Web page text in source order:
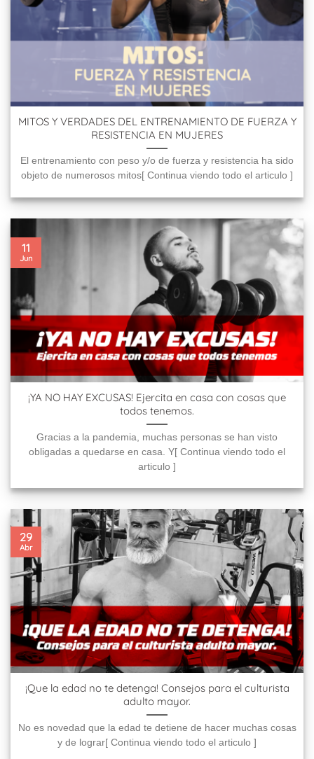
MITOS Y VERDADES DEL ENTRENAMIENTO DE FUERZA Y
RESISTENCIA EN MUJERES
El entrenamiento con peso y/o de fuerza y resistencia ha sido
objeto de numerosos mitos[ Continua viendo todo el articulo ]
¡YA NO HAY EXCUSAS! Ejercita en casa con cosas que
todos tenemos.
Gracias a la pandemia, muchas personas se han visto
obligadas a quedarse en casa. Y[ Continua viendo todo el
articulo ]
11
Jun
¡Que la edad no te detenga! Consejos para el culturista
adulto mayor.
No es novedad que la edad te detiene de hacer muchas cosas
y de lograr[ Continua viendo todo el articulo ]
29
Abr